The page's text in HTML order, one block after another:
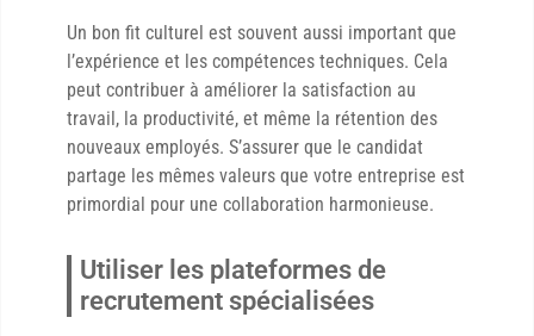
Un bon fit culturel est souvent aussi important que
l’expérience et les compétences techniques. Cela
peut contribuer à améliorer la satisfaction au
travail, la productivité, et même la rétention des
nouveaux employés. S’assurer que le candidat
partage les mêmes valeurs que votre entreprise est
primordial pour une collaboration harmonieuse.
Utiliser les plateformes de
recrutement spécialisées